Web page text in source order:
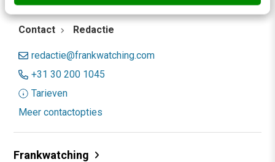
Contact Redactie
redactie@frankwatching.com
+31 30 200 1045
Tarieven
Meer contactopties
Frankwatching